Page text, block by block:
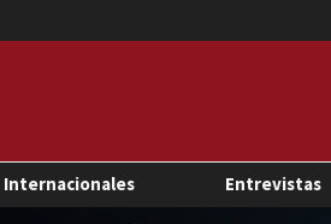
Internacionales Entrevistas